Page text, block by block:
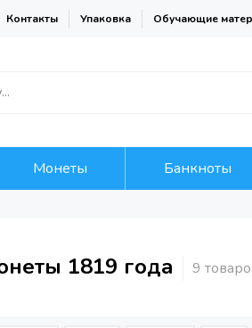
Контакты Упаковка Обучающие
Монеты Банкноты
1819 года